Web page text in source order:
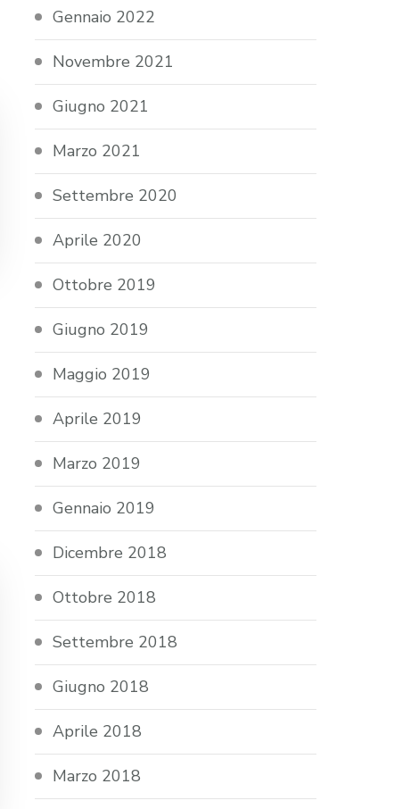
Gennaio 2022
Novembre 2021
Giugno 2021
Marzo 2021
Settembre 2020
Aprile 2020
Ottobre 2019
Giugno 2019
Maggio 2019
Aprile 2019
Marzo 2019
Gennaio 2019
Dicembre 2018
Ottobre 2018
Settembre 2018
Giugno 2018
Aprile 2018
Marzo 2018